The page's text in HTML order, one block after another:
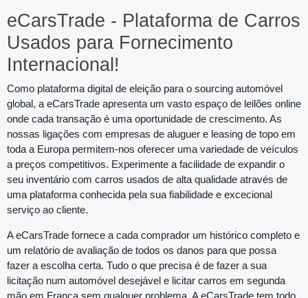
eCarsTrade - Plataforma de Carros
Usados para Fornecimento
Internacional!
Como plataforma digital de eleição para o sourcing automóvel
global, a eCarsTrade apresenta um vasto espaço de leilões online
onde cada transação é uma oportunidade de crescimento. As
nossas ligações com empresas de aluguer e leasing de topo em
toda a Europa permitem-nos oferecer uma variedade de veículos
a preços competitivos. Experimente a facilidade de expandir o
seu inventário com carros usados de alta qualidade através de
uma plataforma conhecida pela sua fiabilidade e excecional
serviço ao cliente.
A eCarsTrade fornece a cada comprador um histórico completo e
um relatório de avaliação de todos os danos para que possa
fazer a escolha certa. Tudo o que precisa é de fazer a sua
licitação num automóvel desejável e licitar carros em segunda
mão em França sem qualquer problema. A eCarsTrade tem todo